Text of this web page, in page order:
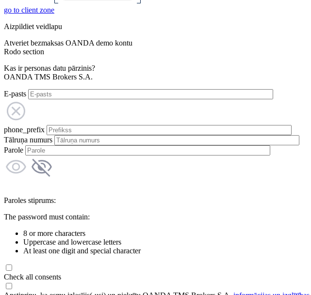
go to client zone
Aizpildiet veidlapu
Atveriet bezmaksas OANDA demo kontu
Rodo section
Kas ir personas datu pārzinis?
OANDA TMS Brokers S.A.
E-pasts
phone_prefix
Tālruņa numurs
Parole
Paroles stiprums:
The password must contain:
8 or more characters
Uppercase and lowercase letters
At least one digit and special character
Check all consents